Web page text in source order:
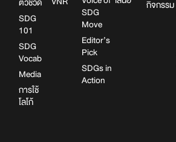
SDG
101
SDG
Vocab
Media
การใช้
โลโก้
SDG
Move
Editor’s
Pick
SDGs in
Action
กิจกรรม